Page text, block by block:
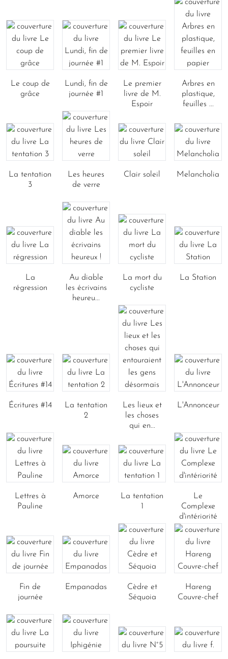
Le coup de
grâce
Lundi, fin de
journée #1
Le premier
livre de M.
Espoir
Arbres en
plastique,
feuilles ...
La tentation
3
Les heures
de verre
Clair soleil Melancholia
La
régression
Au diable
les écrivains
heureu...
La mort du
cycliste
La Station
Écritures #14
La tentation
2
Les lieux et
les choses
qui en...
L'Annonceur
Lettres à
Pauline
Amorce
La tentation
1
Le
Complexe
d'intériorité
Fin de
journée
Empanadas
Cèdre et
Séquoia
Hareng
Couvre-chef